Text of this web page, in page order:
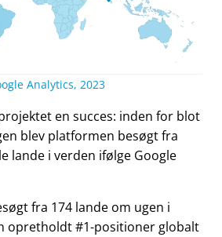
Analytics, 2023
en succes: inden for blot
blev platformen besøgt fra
lande i verden ifølge Google
fra 174 lande om ugen i
opretholdt #1-positioner globalt